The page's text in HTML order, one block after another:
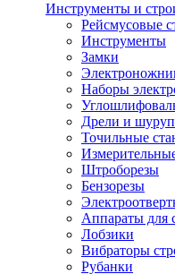
Инструменты и
Рейсмусовые
Инструменты
Замки
Наборы
Дрели и
Точильные
Штроборезы
Бензорезы
Аппараты для
Лобзики
Вибраторы
Рубанки